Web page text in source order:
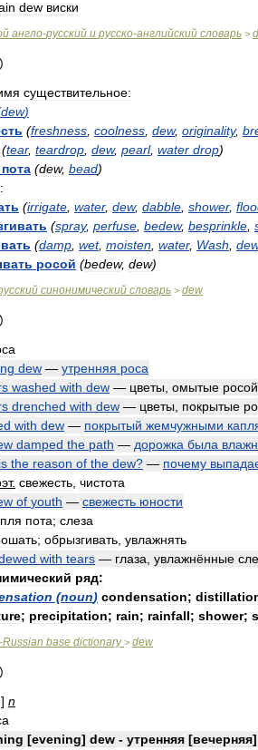
dew виски
англо-русский и русско-английский словарь >
существительное:
dew)
(freshness coolness dew, originality,
(tear, teardrop dew, pearl, water drop)
пота (dew, bead)
(irrigate water, dew, dabble shower,
(spray, perfuse bedew, besprinkle
(damp wet, moisten water, Wash
росой (bedew, dew)
синонимический словарь > dew
dew — утренняя роса
washed with dew — цветы омытые росой
drenched with dew — цветы покрытые
with dew — покрытый жемчужными
damped the path — дорожка была
is the reason of the dew? — почему
. свежесть чистота
of youth — свежесть юности
пота; слеза
; обрызгивать увлажнять
with tears — глаза увлажнённые
ряд:
(noun) condensation;
; precipitation; rain; rainfall; shower;
-Russian base dictionary > dew
] n
[evening] dew - утренняя [вечерняя]